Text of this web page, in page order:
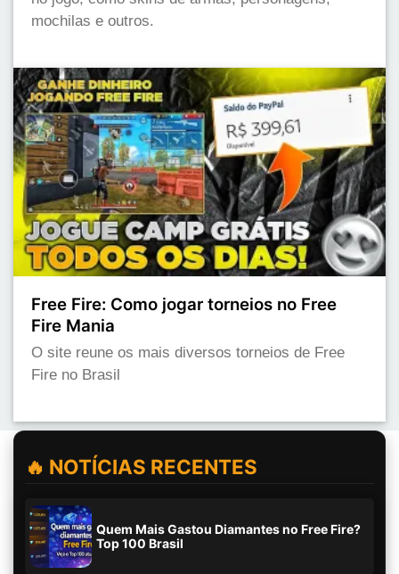
mochilas e outros.
Free Fire: Como jogar torneios no Free
Fire Mania
O site reune os mais diversos torneios de Free
Fire no Brasil
🔥 NOTÍCIAS RECENTES
Quem Mais Gastou Diamantes no Free Fire?
Top 100 Brasil